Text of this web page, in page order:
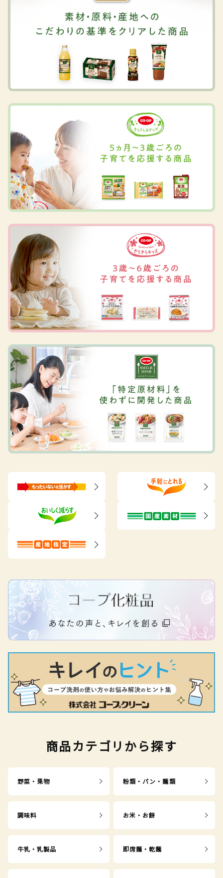
商品カテゴリから探す
野菜・果物 粉類・パン・麺類
調味料 お米・お餅
牛乳・乳製品 即席麺・乾麺